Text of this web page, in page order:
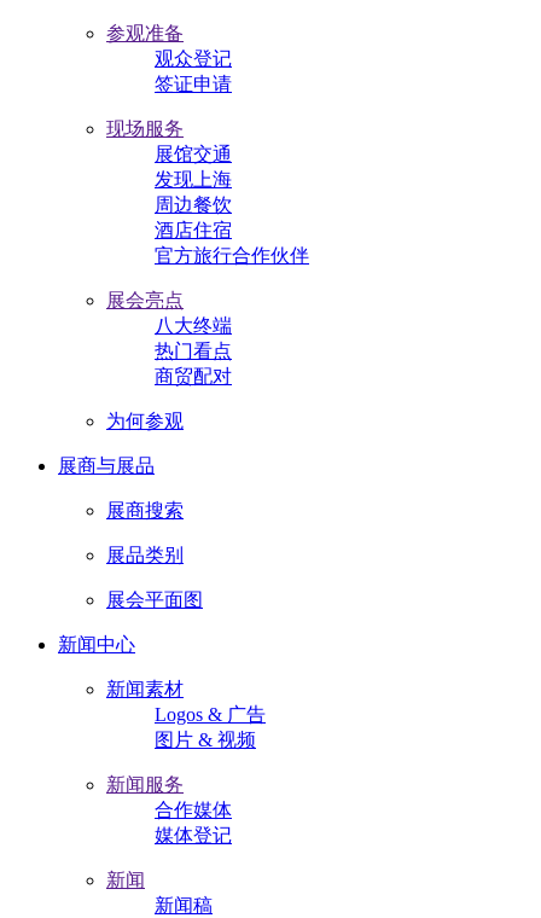
参观准备
观众登记
签证申请
现场服务
展馆交通
发现上海
周边餐饮
酒店住宿
官方旅行合作伙伴
展会亮点
八大终端
热门看点
商贸配对
为何参观
展商与展品
展商搜索
展品类别
展会平面图
新闻中心
新闻素材
Logos & 广告
图片 & 视频
新闻服务
合作媒体
媒体登记
新闻
新闻稿